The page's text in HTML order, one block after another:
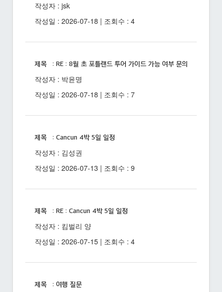
작성자 : jsk
작성일 : 2026-07-18 | 조회수 : 4
제목 : RE : 8월 초 포틀랜드 투어 가이드 가능 여부 문의
작성자 : 박윤명
작성일 : 2026-07-18 | 조회수 : 7
제목 : Cancun 4박 5일 일정
작성자 : 김성권
작성일 : 2026-07-13 | 조회수 : 9
제목 : RE : Cancun 4박 5일 일정
작성자 : 킴벌리 양
작성일 : 2026-07-15 | 조회수 : 4
제목 : 여행 질문